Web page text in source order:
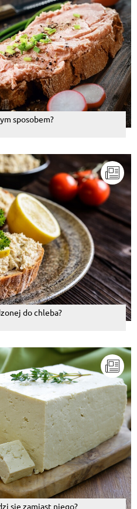
sposobem?
do chleba?
się zamiast niego?